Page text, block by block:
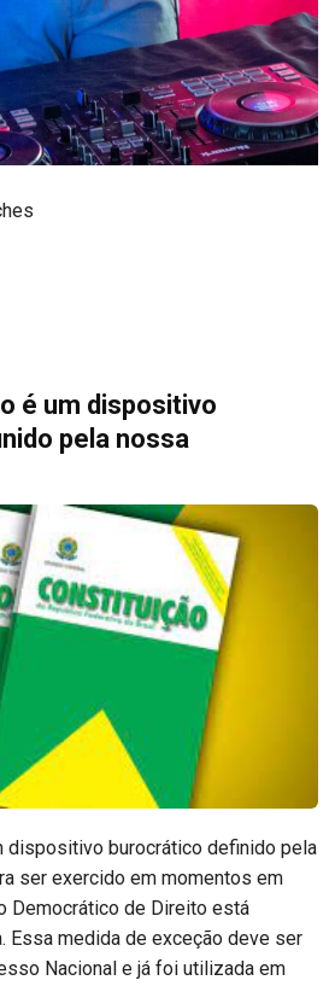
é um dispositivo
pela nossa
dispositivo burocrático definido pela
ser exercido em momentos em
Democrático de Direito está
Essa medida de exceção deve ser
Nacional e já foi utilizada em